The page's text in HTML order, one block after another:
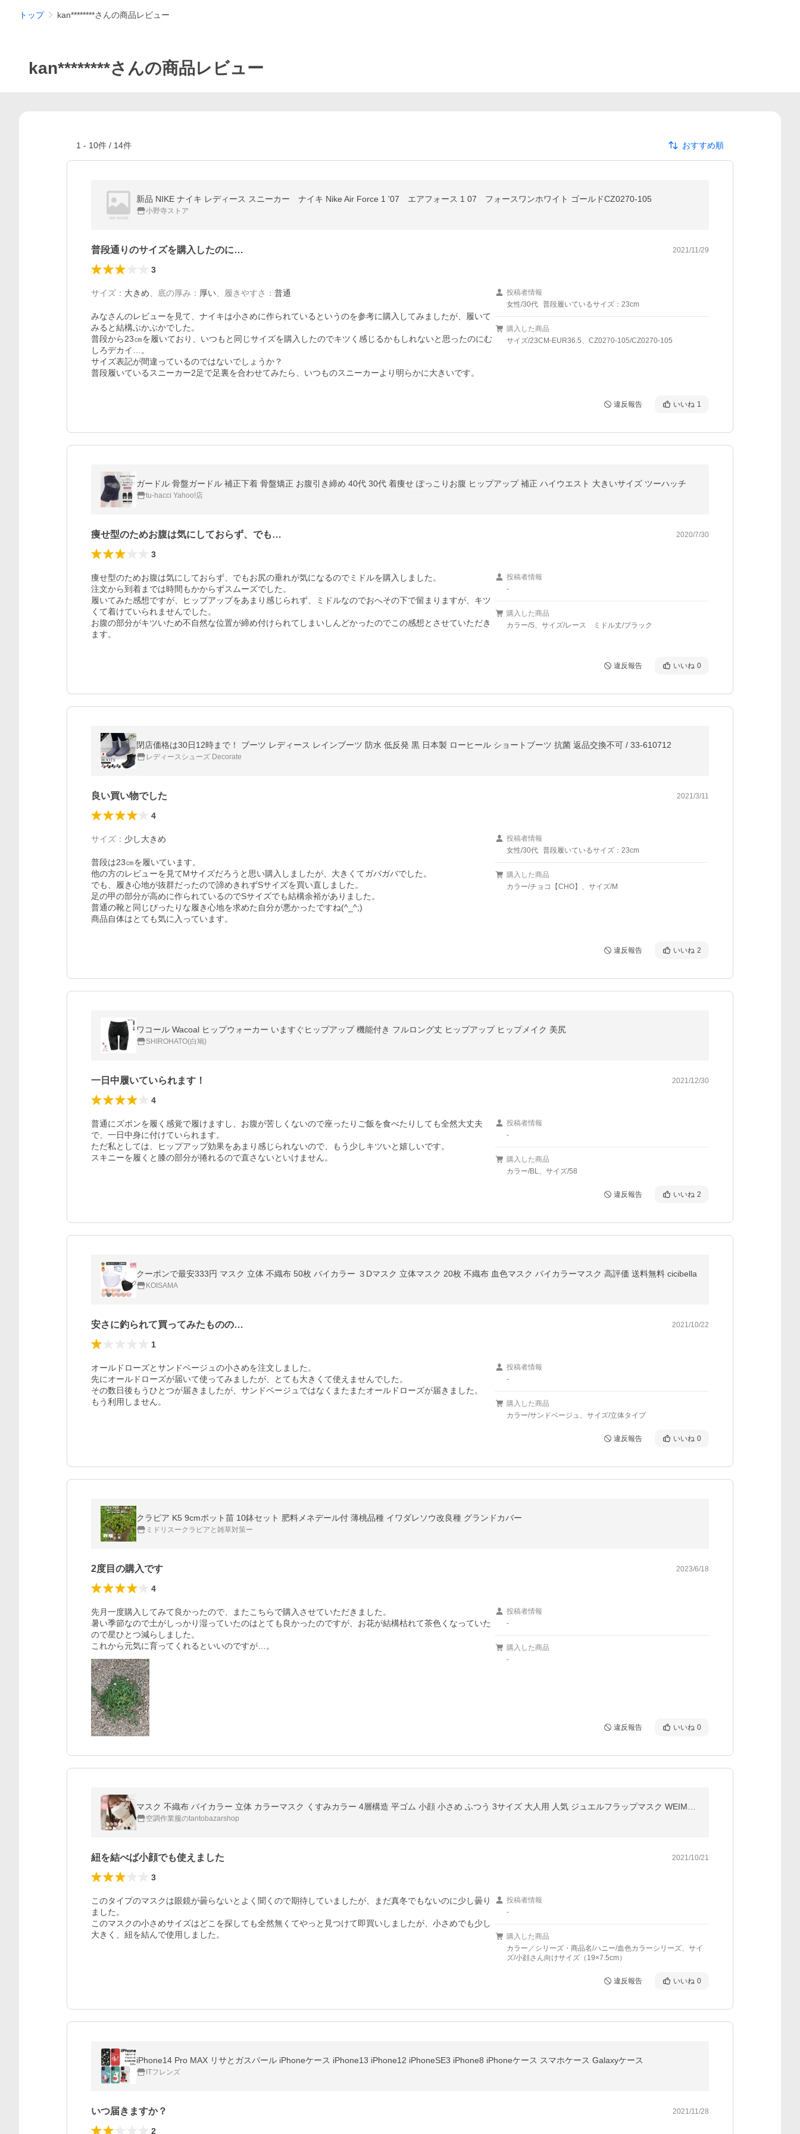
トップ kan********さんの商品レビュー
kan********さんの商品レビュー
1 - 10件 / 14件 おすすめ順
新品 NIKE ナイキ レディース スニーカー ナイキ Nike Air Force 1 '07 エアフォース 1 07 フォースワンホワイト ゴールドCZ0270-105
小野寺ストア
普段通りのサイズを購入したのに… 2021/11/29
3
サイズ ： 大きめ 底の厚み ： 厚い 履きやすさ ： 普通
みなさんのレビューを見て、ナイキは小さめに作られているというのを参考に購入してみましたが、履いて
みると結構ぶかぶかでした。
普段から23㎝を履いており、いつもと同じサイズを購入したのでキツく感じるかもしれないと思ったのにむ
しろデカイ…。
サイズ表記が間違っているのではないでしょうか？
普段履いているスニーカー2足で足裏を合わせてみたら、いつものスニーカーより明らかに大きいです。
投稿者情報
女性/30代 普段履いているサイズ：23cm
購入した商品
サイズ/23CM-EUR36.5、CZ0270-105/CZ0270-105
違反報告 いいね 1
ガードル 骨盤ガードル 補正下着 骨盤矯正 お腹引き締め 40代 30代 着痩せ ぽっこりお腹 ヒップアップ 補正 ハイウエスト 大きいサイズ ツーハッチ
tu-hacci Yahoo!店
痩せ型のためお腹は気にしておらず、でも… 2020/7/30
3
痩せ型のためお腹は気にしておらず、でもお尻の垂れが気になるのでミドルを購入しました。
注文から到着までは時間もかからずスムーズでした。
履いてみた感想ですが、ヒップアップをあまり感じられず、ミドルなのでおへその下で留まりますが、キツ
くて着けていられませんでした。
お腹の部分がキツいため不自然な位置が締め付けられてしまいしんどかったのでこの感想とさせていただき
ます。
投稿者情報
-
購入した商品
カラー/S、サイズ/レース ミドル丈/ブラック
違反報告 いいね 0
閉店価格は30日12時まで！ ブーツ レディース レインブーツ 防水 低反発 黒 日本製 ローヒール ショートブーツ 抗菌 返品交換不可 / 33-610712
レディースシューズ Decorate
良い買い物でした 2021/3/11
4
サイズ ： 少し大きめ
普段は23㎝を履いています。
他の方のレビューを見てMサイズだろうと思い購入しましたが、大きくてガバガバでした。
でも、履き心地が抜群だったので諦めきれずSサイズを買い直しました。
足の甲の部分が高めに作られているのでSサイズでも結構余裕がありました。
普通の靴と同じぴったりな履き心地を求めた自分が悪かったですね(^_^;)
商品自体はとても気に入っています。
投稿者情報
女性/30代 普段履いているサイズ：23cm
購入した商品
カラー/チョコ【CHO】、サイズ/M
違反報告 いいね 2
ワコール Wacoal ヒップウォーカー いますぐヒップアップ 機能付き フルロング丈 ヒップアップ ヒップメイク 美尻
SHIROHATO(白鳩)
一日中履いていられます！ 2021/12/30
4
普通にズボンを履く感覚で履けますし、お腹が苦しくないので座ったりご飯を食べたりしても全然大丈夫
で、一日中身に付けていられます。
ただ私としては、ヒップアップ効果をあまり感じられないので、もう少しキツいと嬉しいです。
スキニーを履くと膝の部分が捲れるので直さないといけません。
投稿者情報
-
購入した商品
カラー/BL、サイズ/58
違反報告 いいね 2
クーポンで最安333円 マスク 立体 不織布 50枚 バイカラー ３Dマスク 立体マスク 20枚 不織布 血色マスク バイカラーマスク 高評価 送料無料 cicibella
KOISAMA
安さに釣られて買ってみたものの… 2021/10/22
1
オールドローズとサンドベージュの小さめを注文しました。
先にオールドローズが届いて使ってみましたが、とても大きくて使えませんでした。
その数日後もうひとつが届きましたが、サンドベージュではなくまたまたオールドローズが届きました。
もう利用しません。
投稿者情報
-
購入した商品
カラー/サンドベージュ、サイズ/立体タイプ
違反報告 いいね 0
クラピア K5 9cmポット苗 10鉢セット 肥料メネデール付 薄桃品種 イワダレソウ改良種 グランドカバー
ミドリスークラピアと雑草対策ー
2度目の購入です 2023/6/18
4
先月一度購入してみて良かったので、またこちらで購入させていただきました。
暑い季節なので土がしっかり湿っていたのはとても良かったのですが、お花が結構枯れて茶色くなっていた
ので星ひとつ減らしました。
これから元気に育ってくれるといいのですが…。
投稿者情報
-
購入した商品
-
違反報告 いいね 0
空調作業服のtantobazarshop
紐を結べば小顔でも使えました 2021/10/21
3
このタイプのマスクは眼鏡が曇らないとよく聞くので期待していましたが、まだ真冬でもないのに少し曇り
ました。
このマスクの小さめサイズはどこを探しても全然無くてやっと見つけて即買いしましたが、小さめでも少し
大きく、紐を結んで使用しました。
投稿者情報
-
購入した商品
カラー／シリーズ・商品名/ハニー/血色カラーシリーズ、サイ
ズ/小顔さん向けサイズ（19×7.5cm）
違反報告 いいね 0
iPhone14 Pro MAX リサとガスパール iPhoneケース iPhone13 iPhone12 iPhoneSE3 iPhone8 iPhoneケース スマホケース Galaxyケース
ITフレンズ
いつ届きますか？ 2021/11/28
2